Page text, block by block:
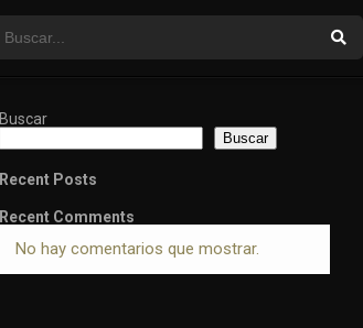
Buscar
Buscar
Recent Posts
Recent Comments
No hay comentarios que mostrar.